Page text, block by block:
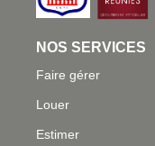
NOS SERVICES
Faire gérer
Louer
Estimer